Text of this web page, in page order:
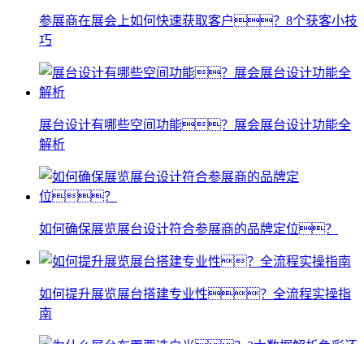
参展商在展会上如何快速获取客户？8个获客小技
巧
展台设计有哪些空间功能？展会展台设计功能全
解析
如何确保展览展台设计符合参展商的品牌定位？
如何提升展览展台搭建专业性？全流程实操指
南